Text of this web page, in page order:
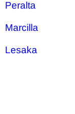
Peralta
Marcilla
Lesaka